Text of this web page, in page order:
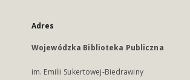
Adres
Wojewódzka Biblioteka Publiczna
im. Emilii Sukertowej-Biedrawiny